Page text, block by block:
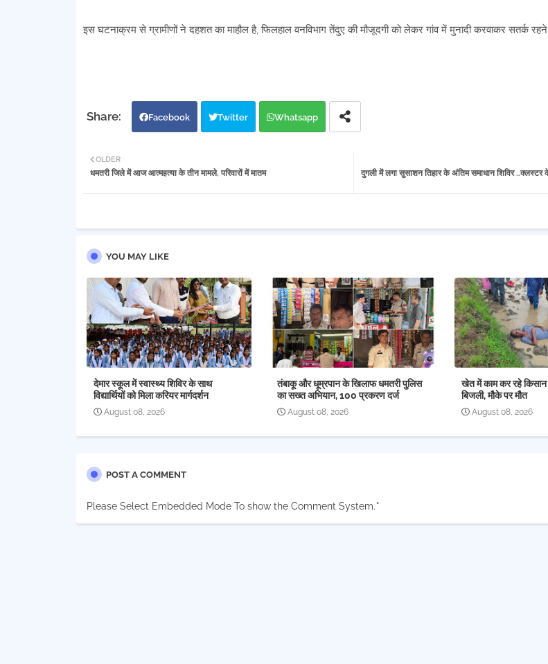
इस घटनाक्रम से ग्रामीणों ने दहशत का माहौल है, फिलहाल वनविभाग तेंदुए की मौजूदगी को लेकर गांव में मुनादी करवाकर सतर्क
Facebook Twitter Whatsapp
दुगली में लगा सुसाशन तिहार के अंतिम समाधान शिविर ..क्लस्टर
OLDER
धमतरी जिले में आज आत्महत्या के तीन मामले, परिवारों में मातम
YOU MAY LIKE
देमार स्कूल में स्वास्थ्य शिविर के साथ
विद्यार्थियों को मिला करियर मार्गदर्शन
August 08, 2026
तंबाकू और धूम्रपान के खिलाफ धमतरी पुलिस
का सख्त अभियान, 100 प्रकरण दर्ज
August 08, 2026
खेत में काम कर रहे किसान
बिजली, मौके पर मौत
August 08, 2026
POST A COMMENT
Please Select Embedded Mode To show the Comment System.*